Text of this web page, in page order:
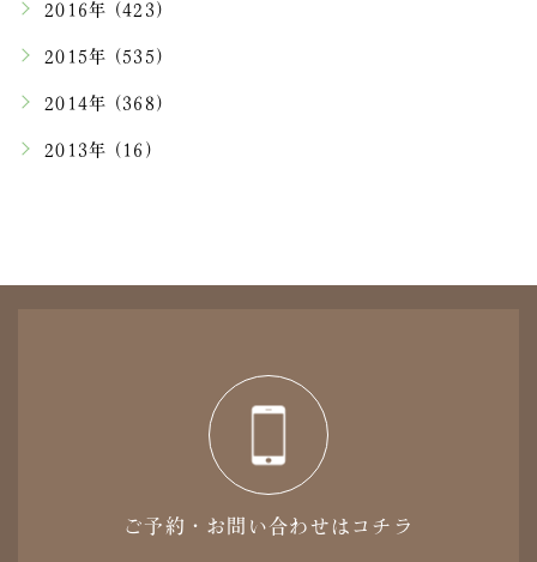
2016年 (423)
2015年 (535)
2014年 (368)
2013年 (16)
ご予約・お問い合わせはコチラ